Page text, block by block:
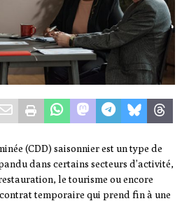
(CDD) saisonnier est un type de
dans certains secteurs d’activité,
le tourisme ou encore
contrat temporaire qui prend fin à une